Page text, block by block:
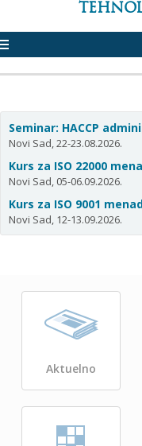
Seminar: HACCP
Novi Sad, 22-23.08.2026.
Kurs za ISO 22000
Novi Sad, 05-06.09.2026.
Kurs za ISO 9001
Novi Sad, 12-13.09.2026.
Aktuelno